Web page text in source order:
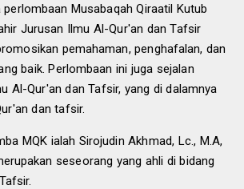
perlombaan Musabaqah Qiraatil Kutub
Jurusan Ilmu Al-Qur'an dan Tafsir
pemahaman, penghafalan, dan
baik. Perlombaan ini juga sejalan
Al-Qur'an dan Tafsir, yang di dalamnya
dan tafsir.
MQK ialah Sirojudin Akhmad, Lc., M.A,
seseorang yang ahli di bidang